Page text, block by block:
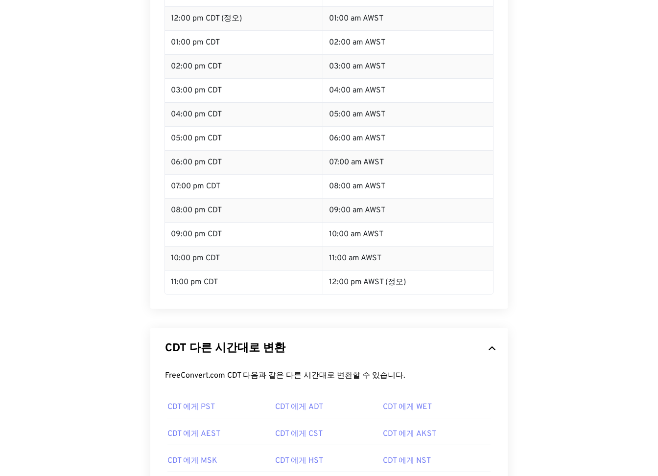
12:00 pm CDT (정오) 01:00 am AWST
01:00 pm CDT 02:00 am AWST
02:00 pm CDT 03:00 am AWST
03:00 pm CDT 04:00 am AWST
04:00 pm CDT 05:00 am AWST
05:00 pm CDT 06:00 am AWST
06:00 pm CDT 07:00 am AWST
07:00 pm CDT 08:00 am AWST
08:00 pm CDT 09:00 am AWST
09:00 pm CDT 10:00 am AWST
10:00 pm CDT 11:00 am AWST
11:00 pm CDT 12:00 pm AWST (정오)
CDT 다른 시간대로 변환
FreeConvert.com CDT 다음과 같은 다른 시간대로 변환할 수 있습니다.
CDT 에게 PST CDT 에게 ADT CDT 에게 WET
CDT 에게 AEST CDT 에게 CST CDT 에게 AKST
CDT 에게 MSK CDT 에게 HST CDT 에게 NST